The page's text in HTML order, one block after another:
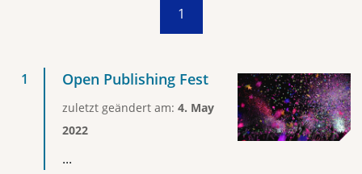
1
Open Publishing Fest
zuletzt geändert am: 4. May
2022
...